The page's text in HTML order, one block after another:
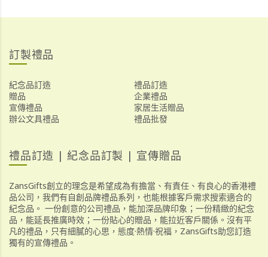
訂製禮品
紀念品訂造
禮品訂造
贈品
企業禮品
宣傳禮品
家居生活贈品
辦公文具禮品
禮品批發
禮品訂造 | 紀念品訂製 | 宣傳贈品
ZansGifts創立的理念是希望成為有擔當、有責任、有良心的香港禮
品公司，我們有自創品牌禮品系列，也能根據客戶需求搜索適合的
紀念品。 一份創意的公司禮品，能加深品牌印象；一份精緻的紀念
品，能延長推廣時效；一份貼心的贈品，能拉近客戶關係。沒有平
凡的禮品，只有細膩的心思，態度·熱情·祝福，ZansGifts助您訂造
獨有的宣傳禮品。